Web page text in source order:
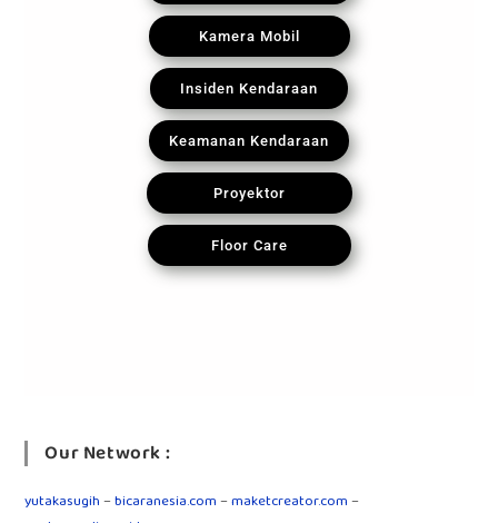
Kamera Mobil
Insiden Kendaraan
Keamanan Kendaraan
Proyektor
Floor Care
Our Network :
yutakasugih–bicaranesia.com–maketcreator.com–